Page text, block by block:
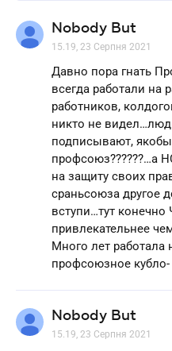
Nobody But
15.19, 23 Серпня 2021
Давно пора гнать
всегда работали на
работников,
никто не
подписывают,
профсоюз??????…а
на защиту своих
сраньсоюза другое
вступи…тут
привлекательнее
Много лет работала
профсоюзное
Nobody But
15.19, 23 Серпня 2021